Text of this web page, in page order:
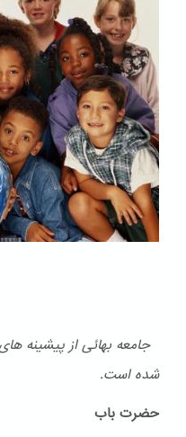
جامعه بهائی از پیشینه
شده است.
حضرت باب